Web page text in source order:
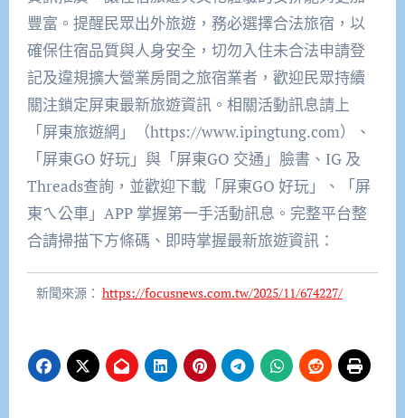
豐富。提醒民眾出外旅遊，務必選擇合法旅宿，以
確保住宿品質與人身安全，切勿入住未合法申請登
記及違規擴大營業房間之旅宿業者，歡迎民眾持續
關注鎖定屏東最新旅遊資訊。相關活動訊息請上
「屏東旅遊網」（https://www.ipingtung.com）、
「屏東GO 好玩」與「屏東GO 交通」臉書、IG 及
Threads查詢，並歡迎下載「屏東GO 好玩」、「屏
東ㄟ公車」APP 掌握第一手活動訊息。完整平台整
合請掃描下方條碼、即時掌握最新旅遊資訊：
新聞來源： https://focusnews.com.tw/2025/11/674227/